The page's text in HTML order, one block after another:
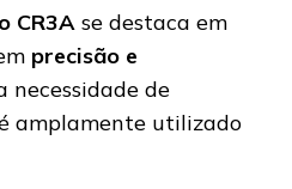
CR3A se destaca em
precisão e
necessidade de
amplamente utilizado